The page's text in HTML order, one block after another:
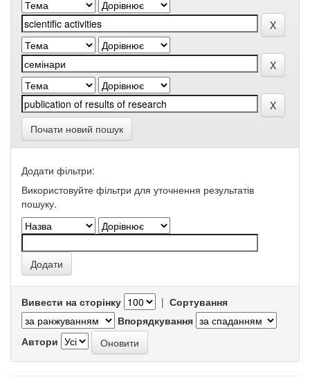
Почати новий пошук
Додати фільтри:
Використовуйте фільтри для уточнення результатів
пошуку.
Вивести на сторінку | Сортування
Впорядкування
Автори